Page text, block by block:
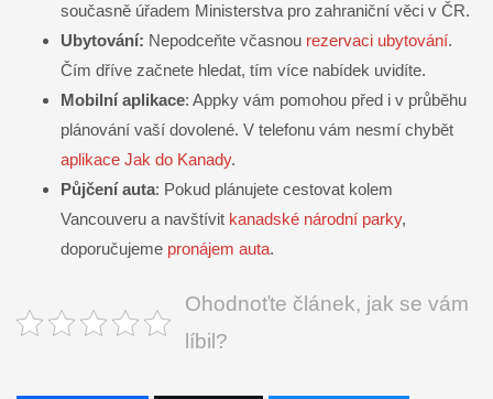
současně úřadem Ministerstva pro zahraniční věci v ČR.
Ubytování: Nepodceňte včasnou rezervaci ubytování.
Čím dříve začnete hledat, tím více nabídek uvidíte.
Mobilní aplikace: Appky vám pomohou před i v průběhu
plánování vaší dovolené. V telefonu vám nesmí chybět
aplikace Jak do Kanady.
Půjčení auta: Pokud plánujete cestovat kolem
Vancouveru a navštívit kanadské národní parky,
doporučujeme pronájem auta.
Ohodnoťte článek, jak se vám
líbil?